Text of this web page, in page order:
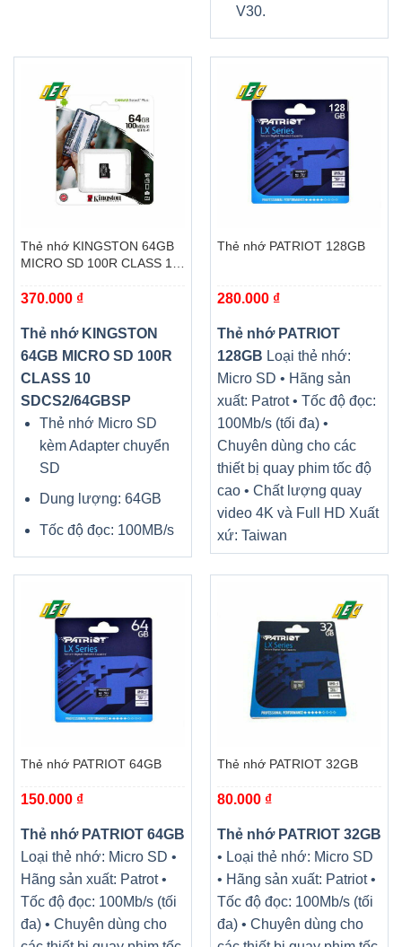
V30.
Thẻ nhớ KINGSTON 64GB
MICRO SD 100R CLASS 10
370.000 ₫
Thẻ nhớ KINGSTON
64GB MICRO SD 100R
CLASS 10
SDCS2/64GBSP
Thẻ nhớ Micro SD
kèm Adapter chuyển
SD
Dung lượng: 64GB
Tốc độ đọc: 100MB/s
Thẻ nhớ PATRIOT 128GB
280.000 ₫
Thẻ nhớ PATRIOT
128GB Loại thẻ nhớ:
Micro SD • Hãng sản
xuất: Patrot • Tốc độ đọc:
100Mb/s (tối đa) •
Chuyên dùng cho các
thiết bị quay phim tốc độ
cao • Chất lượng quay
video 4K và Full HD Xuất
xứ: Taiwan
Thẻ nhớ PATRIOT 64GB
150.000 ₫
Thẻ nhớ PATRIOT 64GB
Loại thẻ nhớ: Micro SD •
Hãng sản xuất: Patrot •
Tốc độ đọc: 100Mb/s (tối
đa) • Chuyên dùng cho
Thẻ nhớ PATRIOT 32GB
80.000 ₫
Thẻ nhớ PATRIOT 32GB
• Loại thẻ nhớ: Micro SD
• Hãng sản xuất: Patriot •
Tốc độ đọc: 100Mb/s (tối
đa) • Chuyên dùng cho